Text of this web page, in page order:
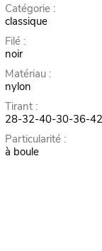
Catégorie :
classique
Filé :
noir
Matériau :
nylon
Tirant :
28-32-40-30-36-42
Particularité :
à boule